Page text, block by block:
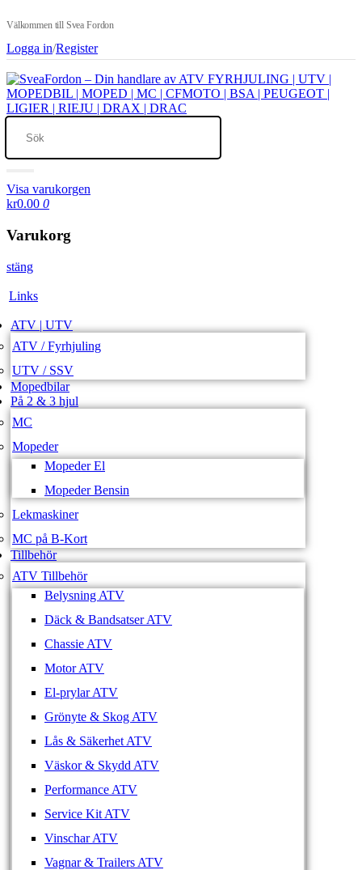
Välkommen till Svea Fordon
Logga in/Register
Visa varukorgen
kr0.00 0
Varukorg
stäng
Links
ATV | UTV
ATV / Fyrhjuling
UTV / SSV
Mopedbilar
På 2 & 3 hjul
MC
Mopeder
Mopeder El
Mopeder Bensin
Lekmaskiner
MC på B-Kort
Tillbehör
ATV Tillbehör
Belysning ATV
Däck & Bandsatser ATV
Chassie ATV
Motor ATV
El-prylar ATV
Grönyte & Skog ATV
Lås & Säkerhet ATV
Väskor & Skydd ATV
Performance ATV
Service Kit ATV
Vinschar ATV
Vagnar & Trailers ATV